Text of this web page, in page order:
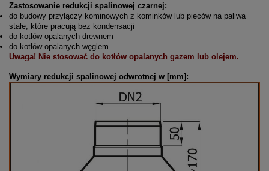
Zastosowanie redukcji spalinowej czarnej:
do budowy przyłączy kominowych z kominków lub pieców na paliwa
stałe, które pracują bez kondensacji
do kotłów opalanych drewnem
do kotłów opalanych węglem
Uwaga! Nie stosować do kotłów opalanych gazem lub olejem.
Wymiary redukcji spalinowej odwrotnej w [mm]: